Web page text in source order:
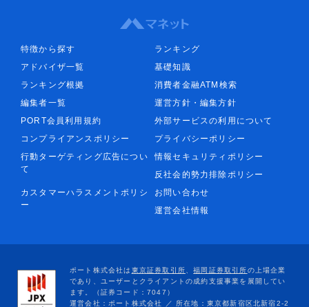
特徴から探す
ランキング
アドバイザ一覧
基礎知識
ランキング根拠
消費者金融ATM検索
編集者一覧
運営方針・編集方針
PORT会員利用規約
外部サービスの利用について
コンプライアンスポリシー
プライバシーポリシー
行動ターゲティング広告につい
て
情報セキュリティポリシー
反社会的勢力排除ポリシー
カスタマーハラスメントポリシ
ー
お問い合わせ
運営会社情報